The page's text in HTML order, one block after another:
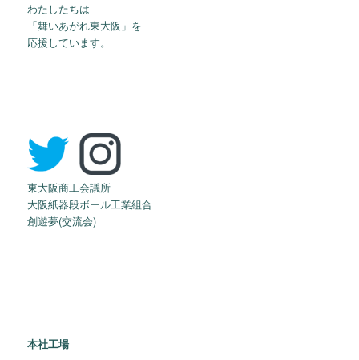
わたしたちは
「舞いあがれ東大阪」を
応援しています。
東大阪商工会議所
大阪紙器段ボール工業組合
創遊夢(交流会)
本社工場